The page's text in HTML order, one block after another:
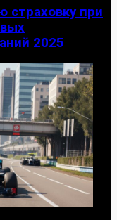
страховку при
2025